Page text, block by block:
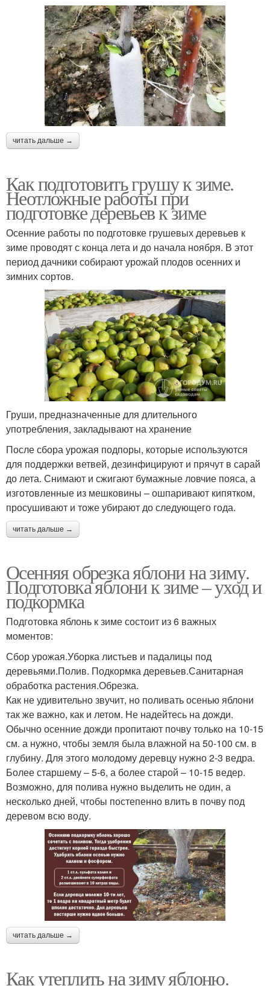
читать дальше →
Как подготовить грушу к зиме.
Неотложные работы при
подготовке деревьев к зиме
Осенние работы по подготовке грушевых деревьев к
зиме проводят с конца лета и до начала ноября. В этот
период дачники собирают урожай плодов осенних и
зимних сортов.
Груши, предназначенные для длительного
употребления, закладывают на хранение
После сбора урожая подпоры, которые используются
для поддержки ветвей, дезинфицируют и прячут в сарай
до лета. Снимают и сжигают бумажные ловчие пояса, а
изготовленные из мешковины – ошпаривают кипятком,
просушивают и тоже убирают до следующего года.
читать дальше →
Осенняя обрезка яблони на зиму.
Подготовка яблони к зиме – уход и
подкормка
Подготовка яблонь к зиме состоит из 6 важных
моментов:
Сбор урожая.Уборка листьев и падалицы под
деревьями.Полив. Подкормка деревьев.Санитарная
обработка растения.Обрезка.
Как не удивительно звучит, но поливать осенью яблони
так же важно, как и летом. Не надейтесь на дожди.
Обычно осенние дожди пропитают почву только на 10-15
см. а нужно, чтобы земля была влажной на 50-100 см. в
глубину. Для этого молодому деревцу нужно 2-3 ведра.
Более старшему – 5-6, а более старой – 10-15 ведер.
Возможно, для полива нужно выделить не один, а
несколько дней, чтобы постепенно влить в почву под
деревом всю воду.
читать дальше →
Как утеплить на зиму яблоню.